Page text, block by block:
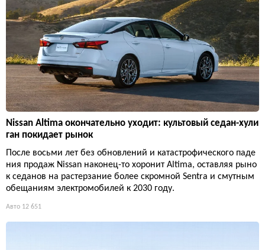
Nissan Altima окончательно уходит: культовый седан-хули
ган покидает рынок
После восьми лет без обновлений и катастрофического паде
ния продаж Nissan наконец-то хоронит Altima, оставляя рыно
к седанов на растерзание более скромной Sentra и смутным
обещаниям электромобилей к 2030 году.
Авто 12 651